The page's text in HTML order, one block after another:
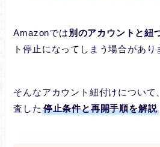
Amazonでは別のアカウントと紐
ト停止になってしまう場合があり
そんなアカウント紐付けについて
査した 停止条件と再開手順を解説